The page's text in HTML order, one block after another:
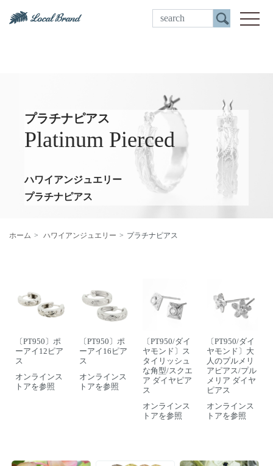
ご来店予約
プラチナピアス
Platinum Pierced
ハワイアンジュエリー
プラチナピアス
ホーム ハワイアンジュエリー プラチナピアス
〔PT950〕ポ
ーアイ12ピア
ス
オンラインス
トアを参照
〔PT950〕ポ
ーアイ16ピア
ス
オンラインス
トアを参照
〔PT950/ダイ
ヤモンド〕ス
タイリッシュ
な角型/スクエ
ア ダイヤピア
ス
オンラインス
トアを参照
〔PT950/ダイ
ヤモンド〕大
人のプルメリ
アピアス/プル
メリア ダイヤ
ピアス
オンラインス
トアを参照